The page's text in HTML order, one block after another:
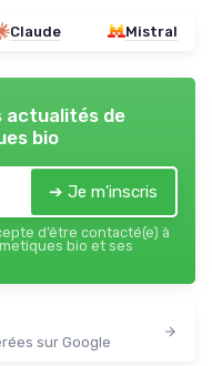
Claude Mistral
actualités de
bio
➔ Je m'inscris
d’être contacté(e) à
bio et ses
sur Google